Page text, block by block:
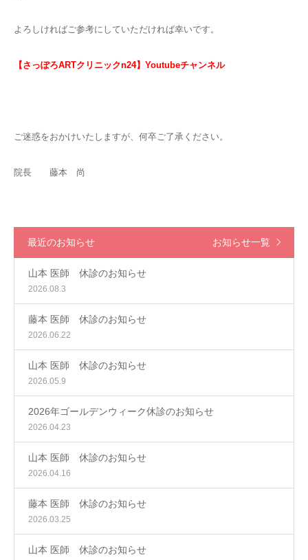
よろしければご参考にしていただければ幸いです。
【さっぽろARTクリニックn24】Youtubeチャンネル
ご迷惑をおかけいたしますが、何卒ご了承ください。
院長 藤本 尚
最近のお知らせ お知らせ一覧
山本 医師 休診のお知らせ
2026.08.3
藤本 医師 休診のお知らせ
2026.06.22
山本 医師 休診のお知らせ
2026.05.9
2026年ゴールデンウィーク休診のお知らせ
2026.04.23
山本 医師 休診のお知らせ
2026.04.16
藤本 医師 休診のお知らせ
2026.03.25
山本 医師 休診のお知らせ